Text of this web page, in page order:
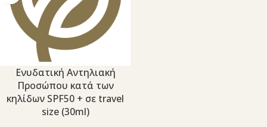
Ενυδατική Αντηλιακή
Προσώπου κατά των
κηλίδων SPF50 + σε travel
size (30ml)